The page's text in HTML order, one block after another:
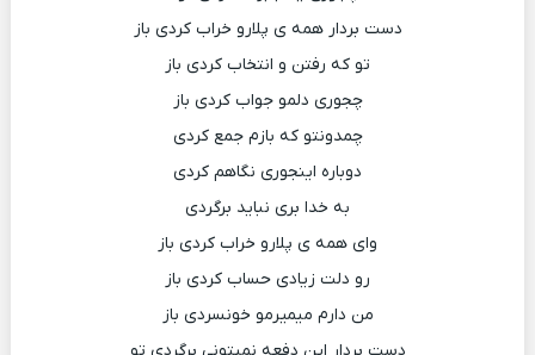
دست بردار همه ی پلارو خراب کردی باز
تو که رفتن و انتخاب کردی باز
چجوری دلمو جواب کردی باز
چمدونتو که بازم جمع کردی
دوباره اینجوری نگاهم کردی
به خدا بری نباید برگردی
وای همه ی پلارو خراب کردی باز
رو دلت زیادی حساب کردی باز
من دارم میمیرمو خونسردی باز